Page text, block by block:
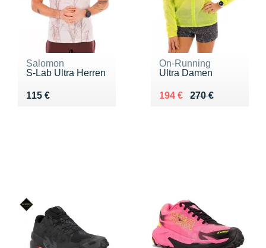
Salomon
S-Lab Ultra Herren
115 €
Vendu 115 €
On-Running
Ultra Damen
270 €
Au lieu de 270 €
194 €
Vendu 194 €